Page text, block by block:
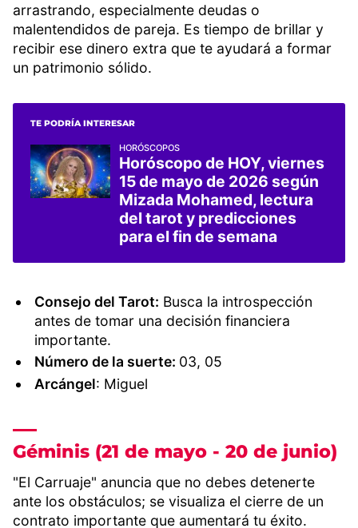
arrastrando, especialmente deudas o
malentendidos de pareja. Es tiempo de brillar y
recibir ese dinero extra que te ayudará a formar
un patrimonio sólido.
TE PODRÍA INTERESAR
HORÓSCOPOS
Horóscopo de HOY, viernes
15 de mayo de 2026 según
Mizada Mohamed, lectura
del tarot y predicciones
para el fin de semana
Consejo del Tarot: Busca la introspección
antes de tomar una decisión financiera
importante.
Número de la suerte: 03, 05
Arcángel: Miguel
Géminis (21 de mayo - 20 de junio)
"El Carruaje" anuncia que no debes detenerte
ante los obstáculos; se visualiza el cierre de un
contrato importante que aumentará tu éxito.